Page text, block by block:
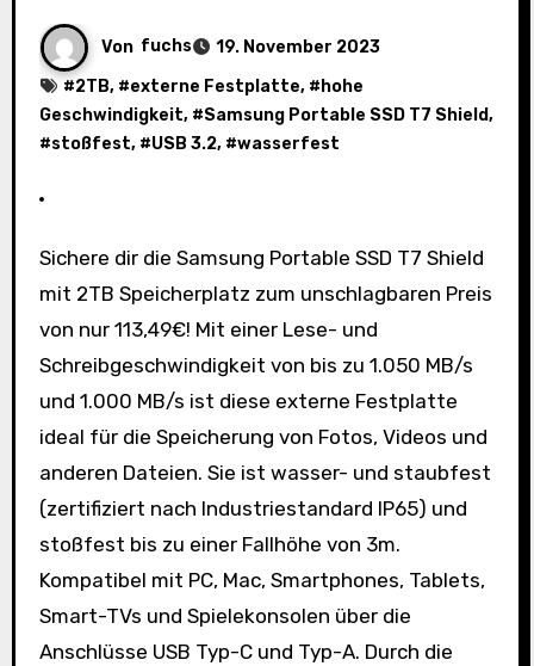
Von fuchs
19. November 2023
#2TB, #externe Festplatte, # hohe
Geschwindigkeit, #Samsung Portable SSD T7 Shield,
#stoßfest, #USB 3.2, #wasserfest
Sichere dir die Samsung Portable SSD T7 Shield
mit 2TB Speicherplatz zum unschlagbaren Preis
von nur 113,49€! Mit einer Lese- und
Schreibgeschwindigkeit von bis zu 1.050 MB/s
und 1.000 MB/s ist diese externe Festplatte
ideal für die Speicherung von Fotos, Videos und
anderen Dateien. Sie ist wasser- und staubfest
(zertifiziert nach Industriestandard IP65) und
stoßfest bis zu einer Fallhöhe von 3m.
Kompatibel mit PC, Mac, Smartphones, Tablets,
Smart-TVs und Spielekonsolen über die
Anschlüsse USB Typ-C und Typ-A. Durch die